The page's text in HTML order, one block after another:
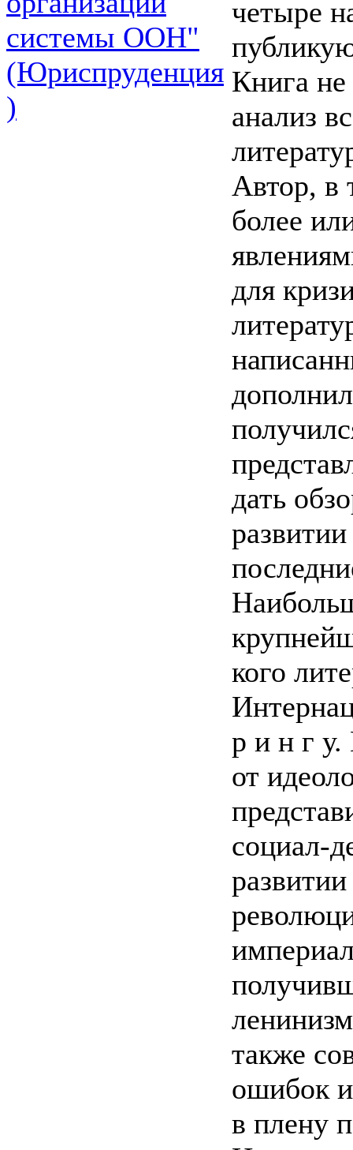
системы ООН"
(Юриспруденция
)
четыре
Книга не
анализ
Автор, в
более
для
дать
кого
р и н г
от
социал-
также
ошибок
в плену